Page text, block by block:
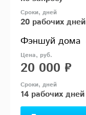
20 рабочих дней
Фэншуй дома
20 000 ₽
14 рабочих дней